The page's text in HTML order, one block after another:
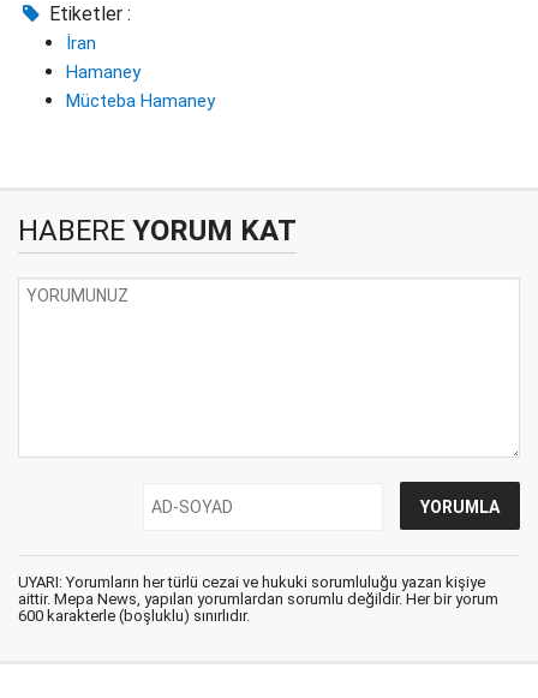
Etiketler :
İran
Hamaney
Mücteba Hamaney
HABERE YORUM KAT
UYARI: Yorumların her türlü cezai ve hukuki sorumluluğu yazan kişiye
aittir. Mepa News, yapılan yorumlardan sorumlu değildir. Her bir yorum
600 karakterle (boşluklu) sınırlıdır.